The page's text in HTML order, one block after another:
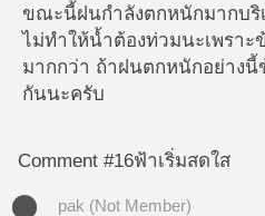
ขณะนี้ฝนกำลังตกหนักมากบ
ไม่ทำให้น้ำต้องท่วมนะเพรา
มากกว่า ถ้าฝนตกหนักอย่าง
กันนะครับ
Comment #16ฟ้าเริ่มสดใส
pak (Not Member)